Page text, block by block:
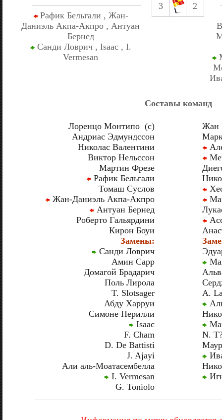
Рафик Бельгали , Жан-
Даниэль Акпа-Акпро , Антуан
Бернед
Санди Ловрич , Isaac , I.
Vermesan
3
2
Составы команд
Лоренцо Монтипо (c)
Андриас Эдмундссон
Николас Валентини
Виктор Нельссон
Мартин Фрезе
Рафик Бельгали
Томаш Суслов
Жан-Даниэль Акпа-Акпро
Антуан Бернед
Роберто Гальярдини
Кирон Боуи
Замены:
Санди Ловрич
Амин Сарр
Домагой Брадарич
Поль Лирола
T. Slotsager
Абду Харруи
Симоне Перилли
Isaac
F. Cham
D. De Battisti
J. Ajayi
Али аль-Моатасембелла
I. Vermesan
G. Toniolo
Жан
A.
N.